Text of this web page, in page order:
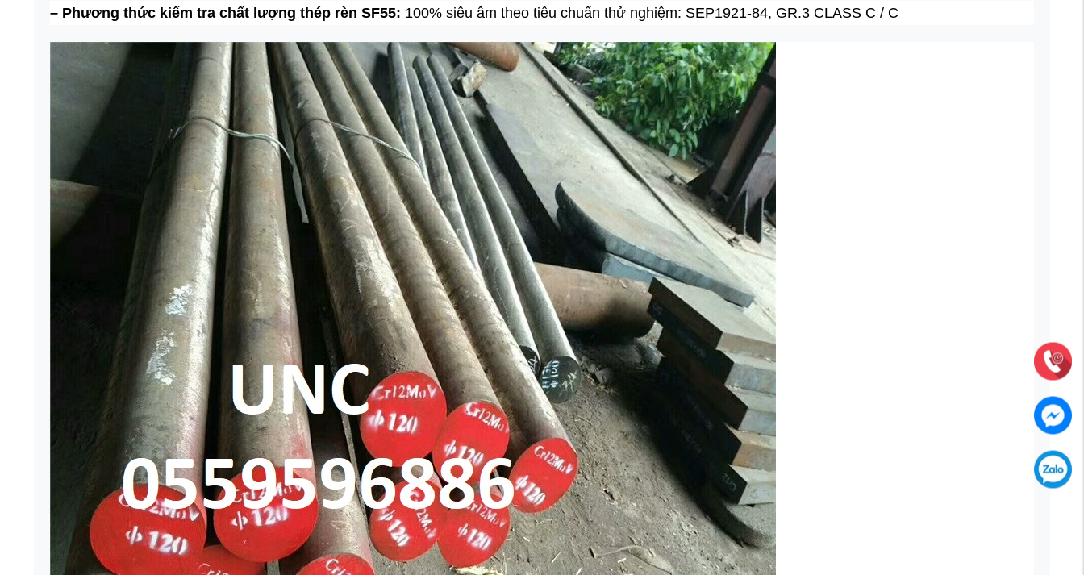
– Phương thức kiểm tra chất lượng thép rèn SF55: 100% siêu âm theo tiêu chuẩn thử nghiệm: SEP1921-84, GR.3 CLASS C / C